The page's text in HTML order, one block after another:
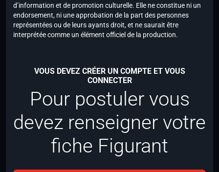
d’information et de promotion culturelle. Elle ne constitue ni un
endorsement, ni une approbation de la part des personnes
représentées ou de leurs ayants droit, et ne saurait être
interprétée comme un élément officiel de la production.
VOUS DEVEZ CRÉER UN COMPTE ET VOUS
CONNECTER
Pour postuler vous
devez renseigner votre
fiche Figurant